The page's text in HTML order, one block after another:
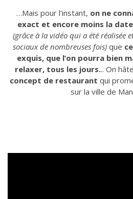
…Mais pour l’instant, on ne
exact et encore moins la
(grâce à la vidéo qui a été réalisée
sociaux de nombreuses fois)que
exquis, que l’on pourra bien
relaxer, tous les jours... On
concept de restaurant qui
sur la ville de